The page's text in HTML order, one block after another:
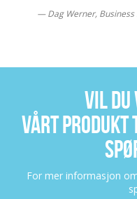
Dag Werner,
VIL DU
VÅRT PRODUKT
For mer informasjon